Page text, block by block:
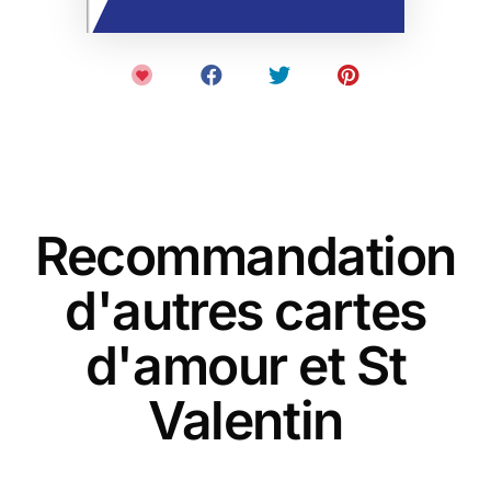
Recommandation
d'autres cartes
d'amour et St
Valentin